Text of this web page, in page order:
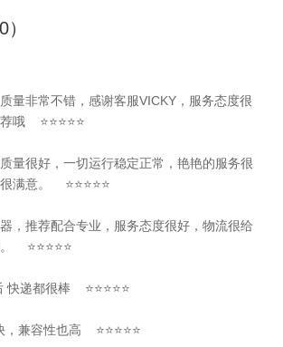
量非常不错，感谢客服VICKY，服务态度很
哦 ⭐⭐⭐⭐⭐
量很好，一切运行稳定正常，艳艳的服务很
满意。 ⭐⭐⭐⭐⭐
，推荐配合专业，服务态度很好，物流很给
⭐⭐⭐⭐⭐
递都很棒 ⭐⭐⭐⭐⭐
兼容性也高 ⭐⭐⭐⭐⭐